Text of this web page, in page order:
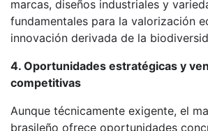
marcas, diseños industriales y
fundamentales para la valorización
innovación derivada de la
4. Oportunidades estratégicas y
competitivas
Aunque técnicamente exigente, el
brasileño ofrece oportunidades